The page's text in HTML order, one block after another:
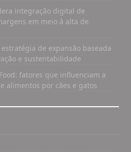
integração digital de
em meio à alta de
de expansão baseada
e sustentabilidade
fatores que influenciam a
alimentos por cães e gatos